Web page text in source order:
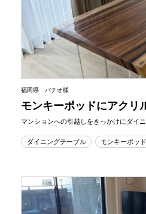
福岡県 バチオ様
モンキーポッドにアクリ
マンションへの引越しをきっかけにダイ
ダイニングテーブル モンキーポッド